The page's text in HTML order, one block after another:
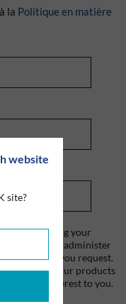
website
site?
la Politique en matière
respecting your
to administer
services you request.
you about our products
be of interest to you.